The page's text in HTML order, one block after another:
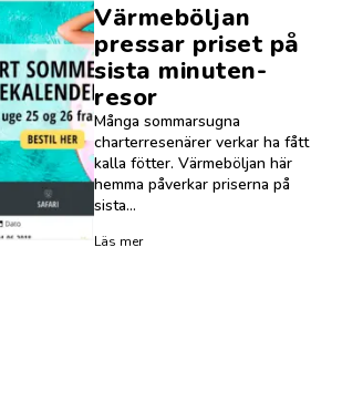
Värmeböljan
pressar priset på
sista minuten-
resor
Många sommarsugna
charterresenärer verkar ha fått
kalla fötter. Värmeböljan här
hemma påverkar priserna på
sista...
Läs mer